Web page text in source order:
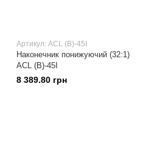
Артикул: ACL (B)-45I
Наконечник понижуючий (32:1)
ACL (B)-45I
8 389.80 грн